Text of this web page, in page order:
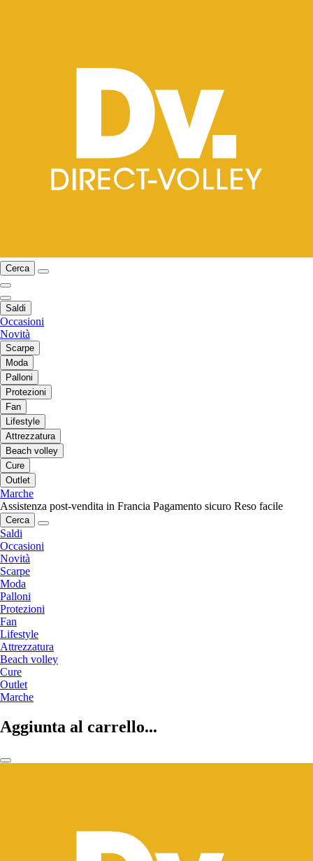
Cerca
Saldi
Occasioni
Novità
Scarpe
Moda
Palloni
Protezioni
Fan
Lifestyle
Attrezzatura
Beach volley
Cure
Outlet
Marche
Assistenza post-vendita in Francia Pagamento sicuro Reso facile
Cerca
Saldi
Occasioni
Novità
Scarpe
Moda
Palloni
Protezioni
Fan
Lifestyle
Attrezzatura
Beach volley
Cure
Outlet
Marche
Aggiunta al carrello...